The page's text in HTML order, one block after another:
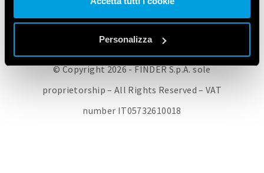
dal suo utilizzo dei loro servizi. Acconsenta ai nostri cookie
se continua ad utilizzare il nostro sito web.
Personalizza
© Copyright 2026 - FINDER S.p.A. sole
proprietorship – All Rights Reserved – VAT
number IT05732610018